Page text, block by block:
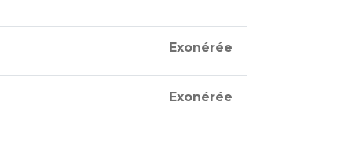
Exonérée
Exonérée